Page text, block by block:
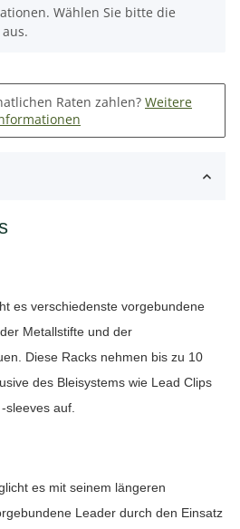
Wählen Sie bitte die
Raten zahlen? Weitere
es verschiedenste vorgebundene
Metallstifte und der
Diese Racks nehmen bis zu 10
des Bleisystems wie Lead Clips
auf.
es mit seinem längeren
Leader durch den Einsatz